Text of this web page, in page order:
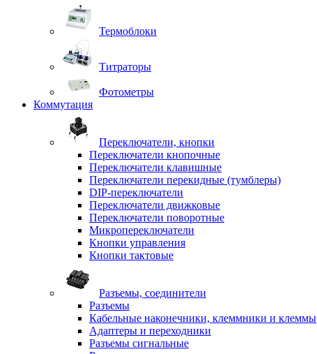
Термоблоки
Титраторы
Фотометры
Коммутация
Переключатели, кнопки
Переключатели кнопочные
Переключатели клавишные
Переключатели перекидные (тумблеры)
DIP-переключатели
Переключатели движковые
Переключатели поворотные
Микропереключатели
Кнопки управления
Кнопки тактовые
Разъемы, соединители
Разъемы
Кабельные наконечники, клеммники и клеммы
Адаптеры и переходники
Разъемы сигнальные